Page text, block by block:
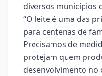
diversos municípios
“O leite é uma das
para centenas de
Precisamos de
protejam quem
desenvolvimento no